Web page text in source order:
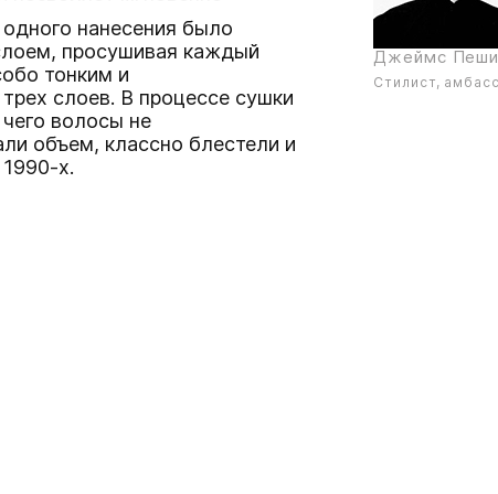
нанесения было
просушивая каждый
тонким и
слоев. В процессе сушки
волосы не
объем, классно блестели и
х.
Джеймс
Стилист,